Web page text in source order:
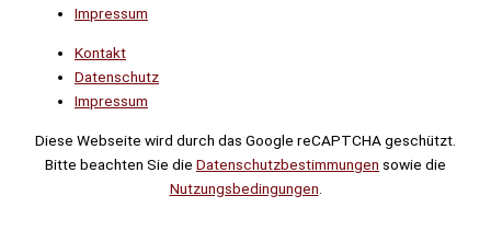
Impressum
Kontakt
Datenschutz
Impressum
Diese Webseite wird durch das Google reCAPTCHA geschützt.
Bitte beachten Sie die Datenschutzbestimmungen sowie die
Nutzungsbedingungen